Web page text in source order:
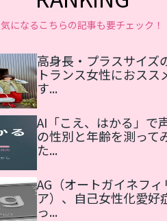
気になるこちらの記事も要チェック！
高身長・プラスサイズ
トランス女性におスス
す...
AI「こえ、はかる」で
の性別と年齢を測って
た...
AG（オートガイネフィ
ア）、自己女性化愛好
っ...